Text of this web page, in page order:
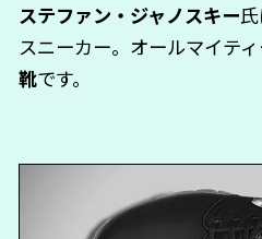
ステファン・ジャノスキー
スニーカー。オールマイテ
靴です。